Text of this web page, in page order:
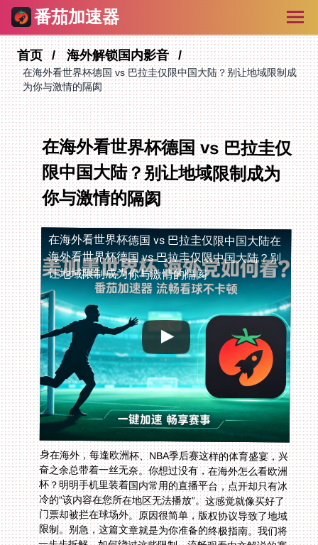
番茄加速器
首页 海外解锁国内影音
在海外看世界杯德国 vs 巴拉圭仅限中国大陆？别让地域限制成
为你与激情的隔阂
在海外看世界杯德国 vs 巴拉圭仅
限中国大陆？别让地域限制成为
你与激情的隔阂
在海外看世界杯德国 vs 巴拉圭仅限中国大陆在
海外看世界杯德国 vs 巴拉圭仅限中国大陆？别
让地域限制成为你与激情的隔阂
身在海外，每逢欧洲杯、NBA季后赛这样的体育盛宴，兴
奋之余总带着一丝无奈。你想过没有，在海外怎么看欧洲
杯？明明手机里装着国内常用的直播平台，点开却只有冰
冷的“该内容在您所在地区无法播放”。这感觉就像买好了
门票却被拦在球场外。原因很简单，版权协议导致了地域
限制。别急，这篇文章就是为你准备的终极指南。我们将
一步步拆解，如何绕过这些限制，流畅观看中文解说的赛
事，无论是即将到来的2026美加墨世界杯，还是明晚的
NBA焦点战。解决方案的核心，在于选择一款靠谱的回国